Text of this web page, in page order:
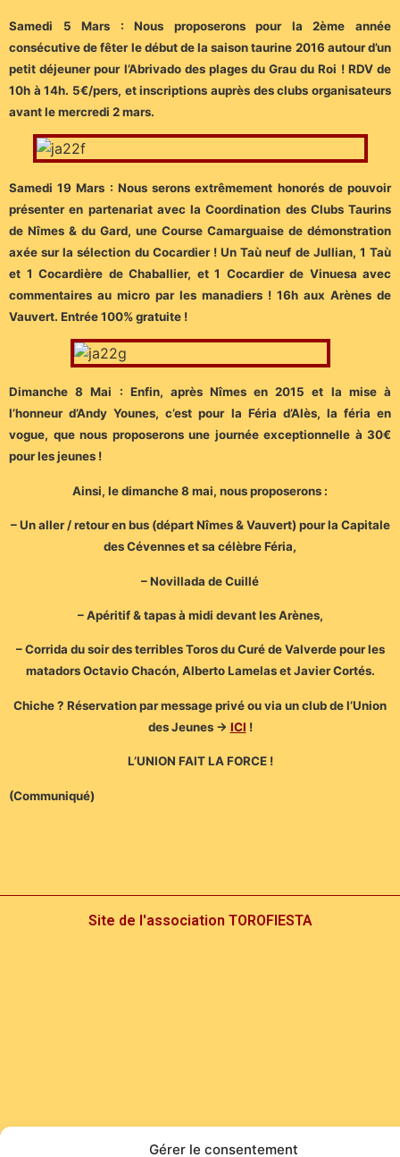
Gérer le consentement
Samedi 5 Mars : Nous proposerons pour la 2ème année
consécutive de fêter le début de la saison taurine 2016 autour d’un
petit déjeuner pour l’Abrivado des plages du Grau du Roi ! RDV de
10h à 14h. 5€/pers, et inscriptions auprès des clubs organisateurs
avant le mercredi 2 mars.
Samedi 19 Mars : Nous serons extrêmement honorés de pouvoir
présenter en partenariat avec la Coordination des Clubs Taurins
de Nîmes & du Gard, une Course Camarguaise de démonstration
axée sur la sélection du Cocardier ! Un Taù neuf de Jullian, 1 Taù
et 1 Cocardière de Chaballier, et 1 Cocardier de Vinuesa avec
commentaires au micro par les manadiers ! 16h aux Arènes de
Vauvert. Entrée 100% gratuite !
Dimanche 8 Mai : Enfin, après Nîmes en 2015 et la mise à
l’honneur d’Andy Younes, c’est pour la Féria d’Alès, la féria en
vogue, que nous proposerons une journée exceptionnelle à 30€
pour les jeunes !
Ainsi, le dimanche 8 mai, nous proposerons :
– Un aller / retour en bus (départ Nîmes & Vauvert) pour la Capitale
des Cévennes et sa célèbre Féria,
– Novillada de Cuillé
– Apéritif & tapas à midi devant les Arènes,
– Corrida du soir des terribles Toros du Curé de Valverde pour les
matadors Octavio Chacón, Alberto Lamelas et Javier Cortés.
Chiche ? Réservation par message privé ou via un club de l’Union
des Jeunes -> ICI !
L’UNION FAIT LA FORCE !
(Communiqué)
Site de l'association TOROFIESTA